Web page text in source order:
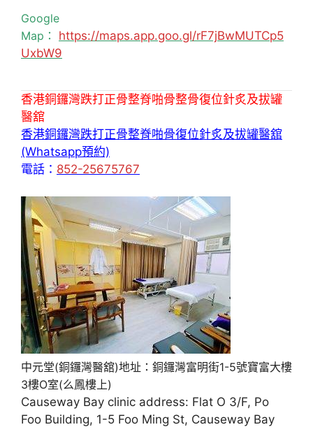
Google
Map： https://maps.app.goo.gl/rF7jBwMUTCp5
UxbW9
香港銅鑼灣跌打正骨整脊啪骨整骨復位針炙及拔罐
醫舘
香港銅鑼灣跌打正骨整脊啪骨復位針炙及拔罐醫舘
(Whatsapp預約)
電話： 852-25675767
中元堂(銅鑼灣醫舘)地址：銅鑼灣富明街1-5號寶富大樓
3樓O室(么鳳樓上)
Causeway Bay clinic address: Flat O 3/F, Po
Foo Building, 1-5 Foo Ming St, Causeway Bay